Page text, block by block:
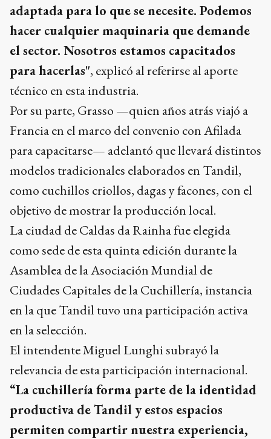
adaptada para lo que se necesite. Podemos
hacer cualquier maquinaria que demande
el sector. Nosotros estamos capacitados
para hacerlas", explicó al referirse al aporte
técnico en esta industria.
Por su parte, Grasso —quien años atrás viajó a
Francia en el marco del convenio con Afilada
para capacitarse— adelantó que llevará distintos
modelos tradicionales elaborados en Tandil,
como cuchillos criollos, dagas y facones, con el
objetivo de mostrar la producción local.
La ciudad de Caldas da Rainha fue elegida
como sede de esta quinta edición durante la
Asamblea de la Asociación Mundial de
Ciudades Capitales de la Cuchillería, instancia
en la que Tandil tuvo una participación activa
en la selección.
El intendente Miguel Lunghi subrayó la
relevancia de esta participación internacional.
“La cuchillería forma parte de la identidad
productiva de Tandil y estos espacios
permiten compartir nuestra experiencia,